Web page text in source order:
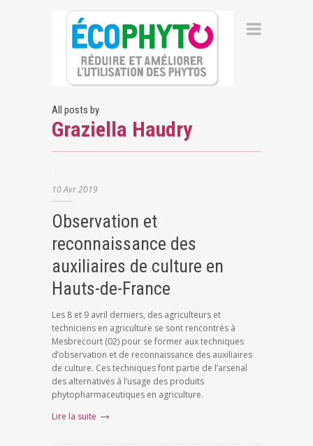
All posts by
Graziella Haudry
10Avr2019
Observation et
reconnaissance des
auxiliaires de culture en
Hauts-de-France
Les 8 et 9 avril derniers, des agriculteurs et
techniciens en agriculture se sont rencontrés à
Mesbrecourt (02) pour se former aux techniques
d’observation et de reconnaissance des auxiliaires
de culture. Ces techniques font partie de l’arsenal
des alternatives à l’usage des produits
phytopharmaceutiques en agriculture.
Lire la suite